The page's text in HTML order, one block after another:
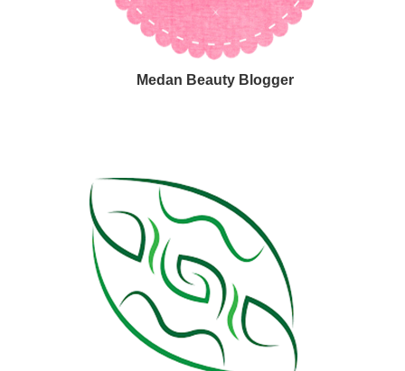
Medan Beauty Blogger